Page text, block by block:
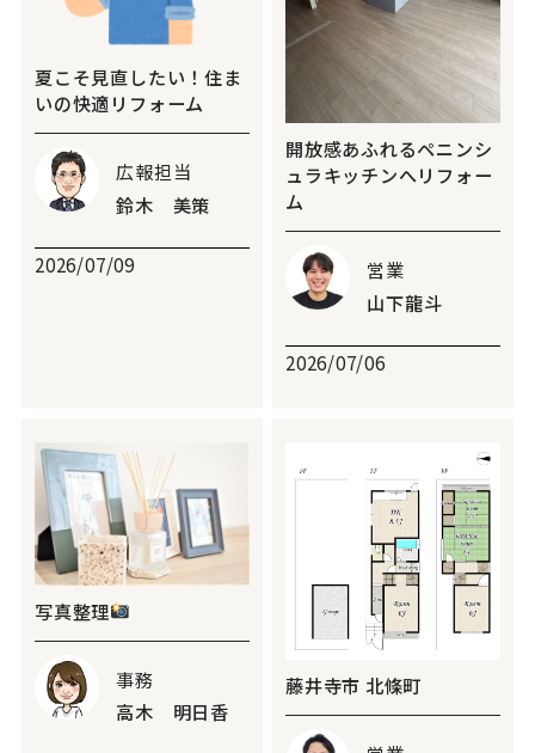
夏こそ見直したい！住ま
いの快適リフォーム
広報担当
鈴木 美策
2026/07/09
開放感あふれるペニンシ
ュラキッチンへリフォー
ム
営業
山下龍斗
2026/07/06
写真整理
事務
高木 明日香
藤井寺市 北條町